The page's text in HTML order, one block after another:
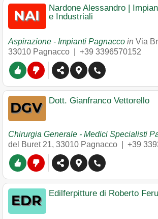
Nardone Alessandro |
e Industriali
Aspirazione - Impianti Pagnacco in Via
33010 Pagnacco +39 3396570152
Dott. Gianfranco Vettorello
Chirurgia Generale - Medici Specialisti
del Buret 21, 33010 Pagnacco +39
Edilferpitture di Roberto